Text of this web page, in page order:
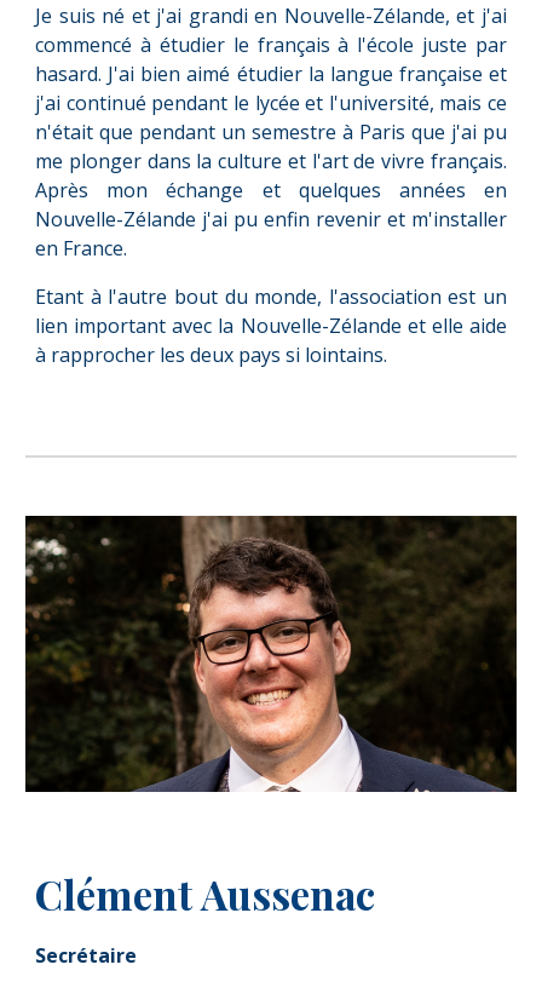
Je suis né et j'ai grandi en Nouvelle-Zélande, et j'ai
commencé à étudier le français à l'école juste par
hasard. J'ai bien aimé étudier la langue française et
j'ai continué pendant le lycée et l'université, mais ce
n'était que pendant un semestre à Paris que j'ai pu
me plonger dans la culture et l'art de vivre français.
Après mon échange et quelques années en
Nouvelle-Zélande j'ai pu enfin revenir et m'installer
en France.
Etant à l'autre bout du monde, l'association est un
lien important avec la Nouvelle-Zélande et elle aide
à rapprocher les deux pays si lointains.
ClémentAussenac
Secrétaire